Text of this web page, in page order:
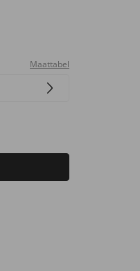
Maattabel